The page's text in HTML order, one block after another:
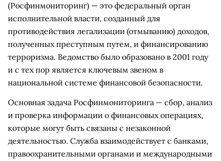
(Росфинмониторинг) — это федеральный орган
исполнительной власти, созданный для
противодействия легализации (отмыванию) доходов,
полученных преступным путем, и финансированию
терроризма. Ведомство было образовано в 2001 году
и с тех пор является ключевым звеном в
национальной системе финансовой безопасности.
Основная задача Росфинмониторинга — сбор, анализ
и проверка информации о финансовых операциях,
которые могут быть связаны с незаконной
деятельностью. Служба взаимодействует с банками,
правоохранительными органами и международными